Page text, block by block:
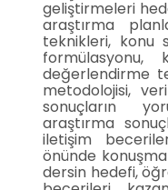
geliştirmeleri
araştırma
teknikleri, konu
değerlendirme
metodolojisi,
sonuçların
araştırma
iletişim
önünde
dersin hedefi,